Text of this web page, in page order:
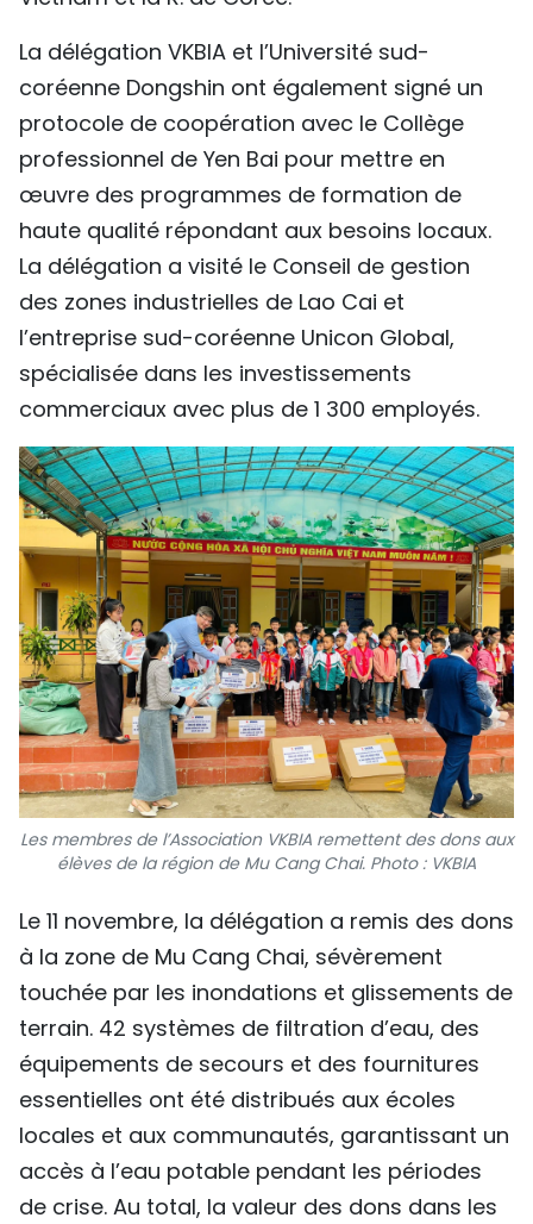
La délégation VKBIA et l’Université sud-
coréenne Dongshin ont également signé un
protocole de coopération avec le Collège
professionnel de Yen Bai pour mettre en
œuvre des programmes de formation de
haute qualité répondant aux besoins locaux.
La délégation a visité le Conseil de gestion
des zones industrielles de Lao Cai et
l’entreprise sud-coréenne Unicon Global,
spécialisée dans les investissements
commerciaux avec plus de 1 300 employés.
Les membres de l’Association VKBIA remettent des dons aux
élèves de la région de Mu Cang Chai. Photo : VKBIA
Le 11 novembre, la délégation a remis des dons
à la zone de Mu Cang Chai, sévèrement
touchée par les inondations et glissements de
terrain. 42 systèmes de filtration d’eau, des
équipements de secours et des fournitures
essentielles ont été distribués aux écoles
locales et aux communautés, garantissant un
accès à l’eau potable pendant les périodes
de crise. Au total, la valeur des dons dans les